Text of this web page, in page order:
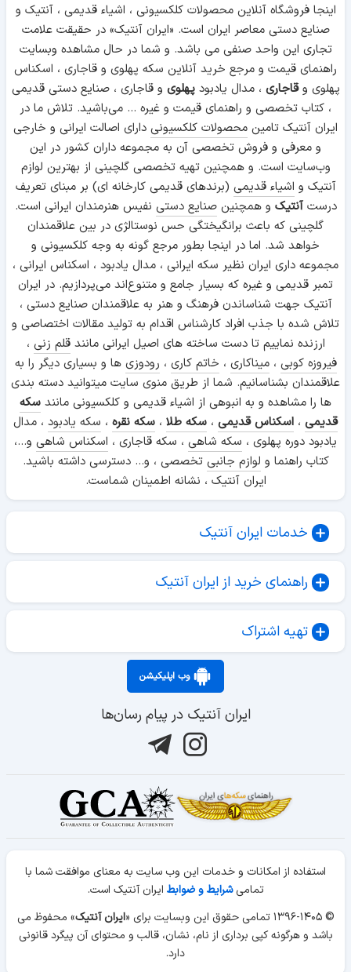
اینجا فروشگاه آنلاین محصولات کلکسیونی ، اشیاء قدیمی ، آنتیک و
صنایع دستی معاصر ایران است. «ایران آنتیک» در حقیقت علامت
تجاری این واحد صنفی می باشد. و شما در حال مشاهده وبسایت
راهنمای قیمت و مرجع خرید آنلاین سکه پهلوی و قاجاری ، اسکناس
پهلوی وقاجاری ، مدال یادبودپهلوی و قاجاری ، صنایع دستی قدیمی
، کتاب تخصصی و راهنمای قیمت و غیره ... می‌باشید. تلاش ما در
ایران آنتیک تامین محصولات کلکسیونی دارای اصالت ایرانی و خارجی
و معرفی و فروش تخصصی آن به مجموعه داران کشور در این
وب‌سایت است. و همچنین تهیه تخصصی گلچینی از بهترین لوازم
آنتیک و اشیاء قدیمی (برندهای قدیمی کارخانه ای) بر مبنای تعریف
درستآنتیک و همچنینصنایع دستی نفیس هنرمندان ایرانی است.
گلچینی که باعث برانگیختگی حس نوستالژی در بین علاقمندان
خواهد شد. اما در اینجا بطور مرجع گونه به وجه کلکسیونی و
مجموعه داری ایران نظیر سکه ایرانی ، مدال یادبود ، اسکناس ایرانی ،
تمبر قدیمی و غیره که بسیار جامع و متنوع‌اند می‌پردازیم. در ایران
آنتیک جهت شناساندن فرهنگ و هنر به علاقمندان صنایع دستی ،
تلاش شده با جذب افراد کارشناس اقدام به تولید مقالات اختصاصی و
ارزنده نماییم تا دست ساخته های اصیل ایرانی مانندقلم زنی ،
فیروزه کوبی ،میناکاری ، خاتم کاری ، رودوزی ها و بسیاری دیگر را به
علاقمندان بشناسانیم. شما از طریق منوی سایت میتوانید دسته بندی
ها را مشاهده و به انبوهی از اشیاء قدیمی و کلکسیونی مانند سکه
قدیمی ، اسکناس قدیمی ، سکه طلا ، سکه نقره ، سکه یادبود ، مدال
یادبود دوره پهلوی ، سکه شاهی ، سکه قاجاری ، اسکناس شاهی و...،
کتاب راهنما و لوازم جانبی تخصصی ، و... دسترسی داشته باشید.
ایران آنتیک ، نشانه اطمینان شماست.
خدمات ایران آنتیک
راهنمای خرید از ایران آنتیک
تهیه اشتراک
وب اپلیکیشن
ایران آنتیک در پیام رسان‌ها
استفاده از امکانات و خدمات این وب سایت به معنای موافقت شما با
تمامیشرایط و ضوابط ایران آنتیک است.
© ۱۳۹۶-۱۴۰۵ تمامی حقوق این وبسایت برای «
ایران آنتیک» محفوظ می
باشد و هرگونه کپی برداری از نام، نشان، قالب و محتوای آن پیگرد قانونی
دارد.